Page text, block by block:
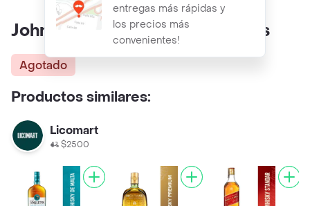
entregas más rápidas y
los precios más
convenientes!
Johnnie Walker Whisky 18 Años
Agotado
Productos similares:
Licomart
$2500